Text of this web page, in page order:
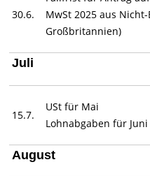
30.6.
MwSt 2025 aus
Großbritannien)
Juli
15.7.
USt für Mai
Lohnabgaben für Juni
August